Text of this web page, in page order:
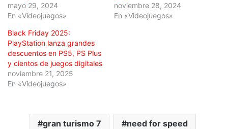
mayo 29, 2024
En «Videojuegos»
noviembre 28, 2024
En «Videojuegos»
Black Friday 2025:
PlayStation lanza grandes
descuentos en PS5, PS Plus
y cientos de juegos digitales
noviembre 21, 2025
En «Videojuegos»
gran turismo 7 need for speed